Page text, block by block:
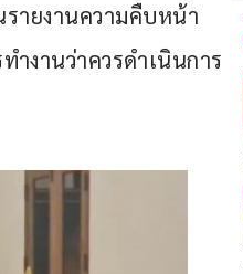
ายงานความคืบหน้า
งานว่าควรดำเนินการ